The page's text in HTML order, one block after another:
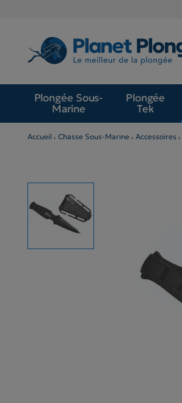
Plongée Sous-
Marine
Plongée
Tek
Accueil Chasse Sous-Marine Accessoires